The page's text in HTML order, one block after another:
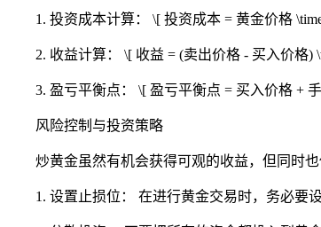
1. 投资成本计算： \[ 投资成本 = 黄金价格
2. 收益计算： \[ 收益 = (卖出价格 - 买入价格
3. 盈亏平衡点： \[ 盈亏平衡点 = 买入价格 +
风险控制与投资策略
炒黄金虽然有机会获得可观的收益，但同时
1. 设置止损位： 在进行黄金交易时，务必要